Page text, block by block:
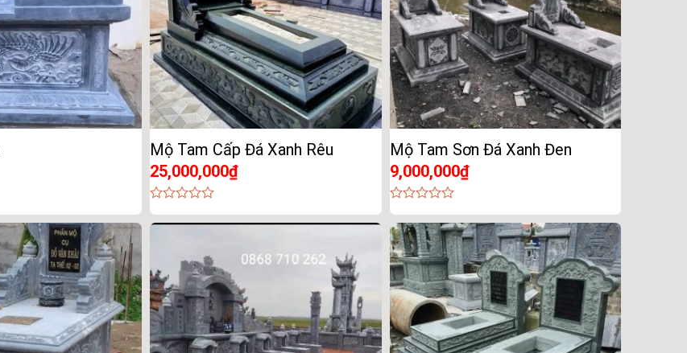
Mộ Tam Cấp Đá Xanh Rêu
25,000,000₫
0
out
Mộ Tam Sơn Đá Xanh Đen
9,000,000₫
0
out
of
5